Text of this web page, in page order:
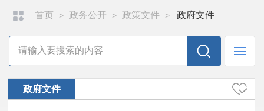
首页 > 政务公开 > 政策文件 > 政府文件
政府文件